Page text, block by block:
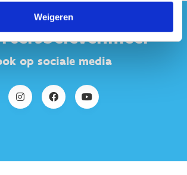
Weigeren
op sociale media